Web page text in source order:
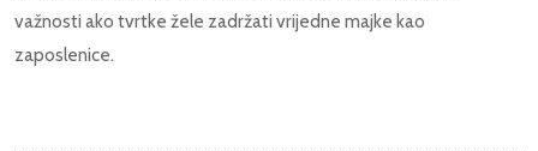
važnosti ako tvrtke žele zadržati vrijedne majke kao
zaposlenice.